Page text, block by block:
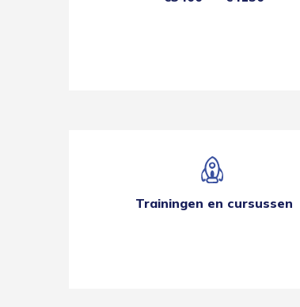
Trainingen en cursussen